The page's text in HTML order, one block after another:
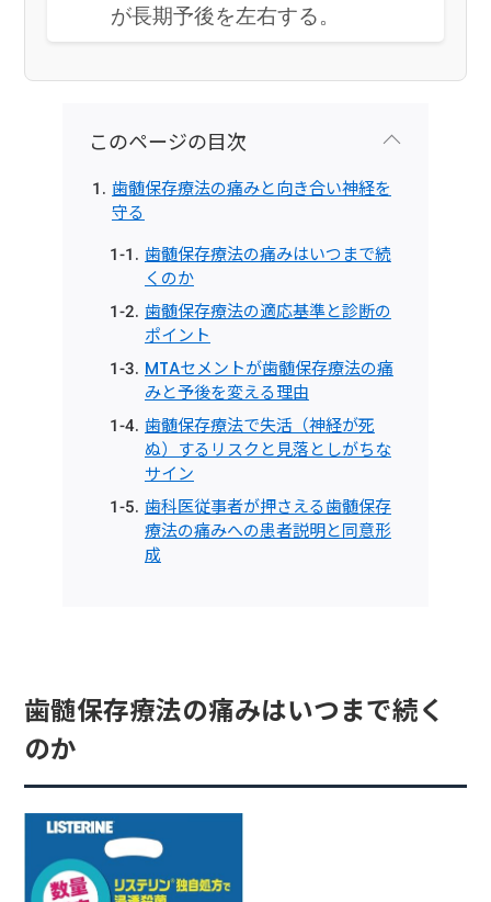
が長期予後を左右する。
このページの目次
歯髄保存療法の痛みと向き合い神経を
守る
歯髄保存療法の痛みはいつまで続
くのか
歯髄保存療法の適応基準と診断の
ポイント
MTAセメントが歯髄保存療法の痛
みと予後を変える理由
歯髄保存療法で失活（神経が死
ぬ）するリスクと見落としがちな
サイン
歯科医従事者が押さえる歯髄保存
療法の痛みへの患者説明と同意形
成
歯髄保存療法の痛みはいつまで続く
のか